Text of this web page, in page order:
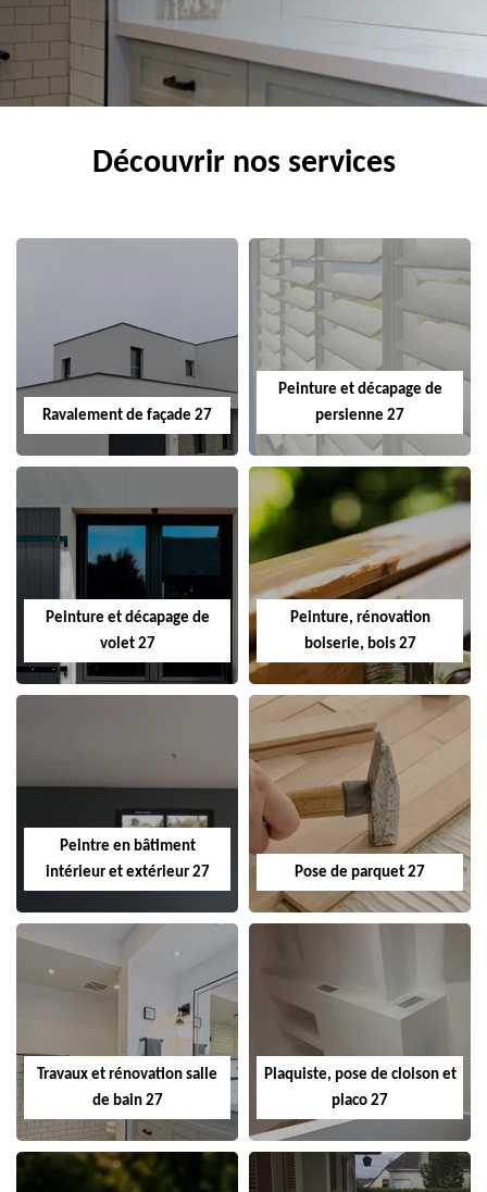
Découvrir nos services
Ravalement de façade 27
Peinture et décapage de
persienne 27
Peinture et décapage de
volet 27
Peinture, rénovation
boiserie, bois 27
Peintre en bâtiment
intérieur et extérieur 27
Pose de parquet 27
Travaux et rénovation salle
de bain 27
Plaquiste, pose de cloison et
placo 27